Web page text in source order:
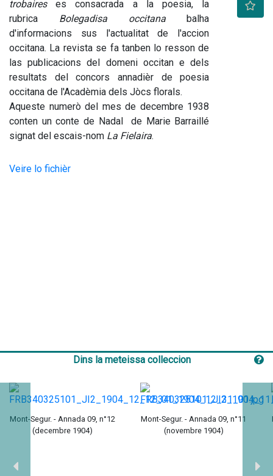
trobaires es consacrada a la poesia, la
rubrica Bolegadisa occitana balha
d'informacions sus l'actualitat de l'accion
occitana. La revista se fa tanben lo resson de
las publicacions del domeni occitan e dels
resultats del concors annadièr de poesia
occitana de l'Acadèmia dels Jòcs florals.
Aqueste numerò del mes de decembre 1938
conten un conte de Nadal  de Marie Barraillé
signat del escais-nom La Fielaira.
Veire lo fichièr
Dins la meteissa colleccion
Mont-Segur. - Annada 09, n°12
(decembre 1904)
Mont-Segur. - Annada 09, n°11
(novembre 1904)